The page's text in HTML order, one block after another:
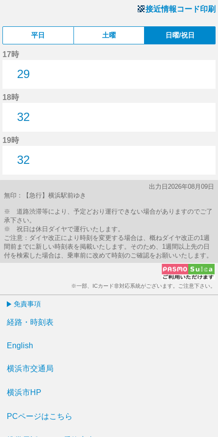
接近情報コード印刷
平日 土曜 日曜/祝日
17時
29
18時
32
19時
32
出力日2026年08月09日
無印：【急行】横浜駅前ゆき
※ 道路渋滞等により、予定どおり運行できない場合がありますのでご了
承下さい。
※ 祝日は休日ダイヤで運行いたします。
ご注意：ダイヤ改正により時刻を変更する場合は、概ねダイヤ改正の1週
間前までに新しい時刻表を掲載いたします。そのため、1週間以上先の日
付を検索した場合は、乗車前に改めて時刻のご確認をお願いいたします。
※一部、ICカード非対応系統がございます。ご注意下さい。
免責事項
経路・時刻表
English
横浜市交通局
横浜市HP
PCページはこちら